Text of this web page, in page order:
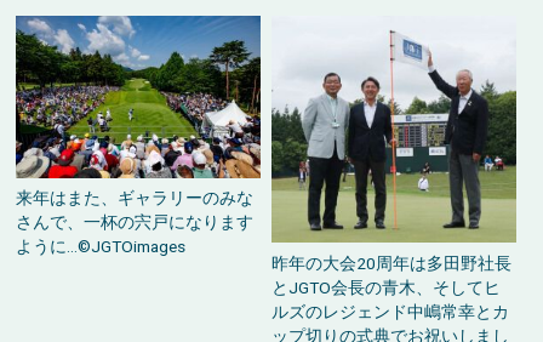
来年はまた、ギャラリーのみな
さんで、一杯の宍戸になります
ように…©JGTOimages
昨年の大会20周年は多田野社長
とJGTO会長の青木、そしてヒ
ルズのレジェンド中嶋常幸とカ
ップ切りの式典でお祝いしまし